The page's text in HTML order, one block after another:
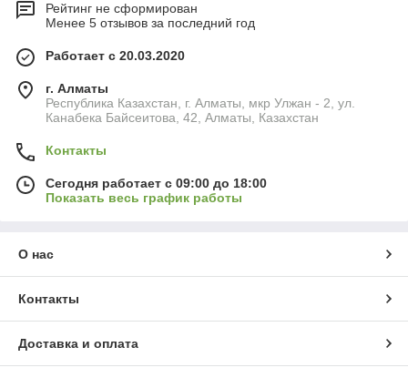
Рейтинг не сформирован
Менее 5 отзывов за последний год
Работает с 20.03.2020
г. Алматы
Республика Казахстан, г. Алматы, мкр Улжан - 2, ул.
Канабека Байсеитова, 42, Алматы, Казахстан
Контакты
Сегодня работает с 09:00 до 18:00
Показать весь график работы
О нас
Контакты
Доставка и оплата